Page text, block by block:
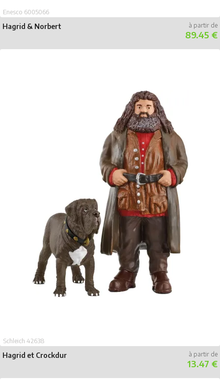
Hagrid & Norbert
Enesco 6005066
89.45 €
Hagrid et Crockdur
Schleich 42638
13.47 €